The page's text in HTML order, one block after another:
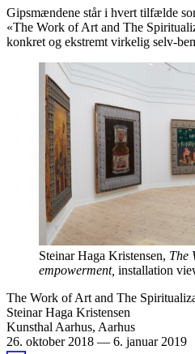
Gipsmændene står i hvert tilfælde
«The Work of Art and The
konkret og ekstremt virkelig selv-
Steinar Haga Kristensen, The
empowerment, installation
The Work of Art and The
Steinar Haga Kristensen
Kunsthal Aarhus, Aarhus
26. oktober 2018 — 6. januar 2019